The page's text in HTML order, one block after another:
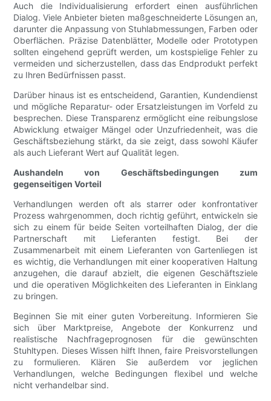
Auch die Individualisierung erfordert einen ausführlichen
Dialog. Viele Anbieter bieten maßgeschneiderte Lösungen an,
darunter die Anpassung von Stuhlabmessungen, Farben oder
Oberflächen. Präzise Datenblätter, Modelle oder Prototypen
sollten eingehend geprüft werden, um kostspielige Fehler zu
vermeiden und sicherzustellen, dass das Endprodukt perfekt
zu Ihren Bedürfnissen passt.
Darüber hinaus ist es entscheidend, Garantien, Kundendienst
und mögliche Reparatur- oder Ersatzleistungen im Vorfeld zu
besprechen. Diese Transparenz ermöglicht eine reibungslose
Abwicklung etwaiger Mängel oder Unzufriedenheit, was die
Geschäftsbeziehung stärkt, da sie zeigt, dass sowohl Käufer
als auch Lieferant Wert auf Qualität legen.
Aushandeln von Geschäftsbedingungen zum
gegenseitigen Vorteil
Verhandlungen werden oft als starrer oder konfrontativer
Prozess wahrgenommen, doch richtig geführt, entwickeln sie
sich zu einem für beide Seiten vorteilhaften Dialog, der die
Partnerschaft mit Lieferanten festigt. Bei der
Zusammenarbeit mit einem Lieferanten von Gartenliegen ist
es wichtig, die Verhandlungen mit einer kooperativen Haltung
anzugehen, die darauf abzielt, die eigenen Geschäftsziele
und die operativen Möglichkeiten des Lieferanten in Einklang
zu bringen.
Beginnen Sie mit einer guten Vorbereitung. Informieren Sie
sich über Marktpreise, Angebote der Konkurrenz und
realistische Nachfrageprognosen für die gewünschten
Stuhltypen. Dieses Wissen hilft Ihnen, faire Preisvorstellungen
zu formulieren. Klären Sie außerdem vor jeglichen
Verhandlungen, welche Bedingungen flexibel und welche
nicht verhandelbar sind.